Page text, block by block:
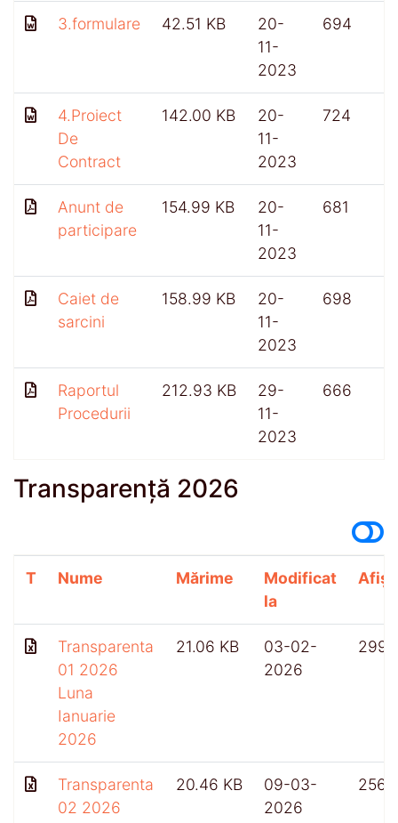
3.formulare 42.51 KB
20-
11-
2023
694
4.Proiect
De
Contract
142.00 KB
20-
11-
2023
724
Anunt de
participare
154.99 KB
20-
11-
2023
681
Caiet de
sarcini
158.99 KB
20-
11-
2023
698
Raportul
Procedurii
212.93 KB
29-
11-
2023
666
Transparență 2026
T Nume Mărime
Modificat
la
Transparenta
01 2026
Luna
Ianuarie
2026
21.06 KB
03-02-
2026
299
Transparenta
02 2026
20.46 KB
09-03-
2026
256